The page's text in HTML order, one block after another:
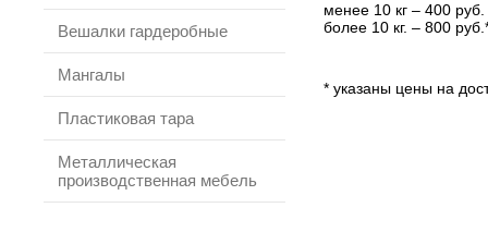
Вешалки гардеробные
Мангалы
Пластиковая тара
Металлическая
производственная мебель
менее 10 кг – 400 руб.
более 10 кг. – 800
* указаны цены на